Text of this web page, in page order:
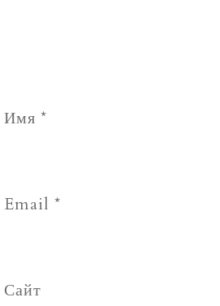
Имя *
Email *
Сайт